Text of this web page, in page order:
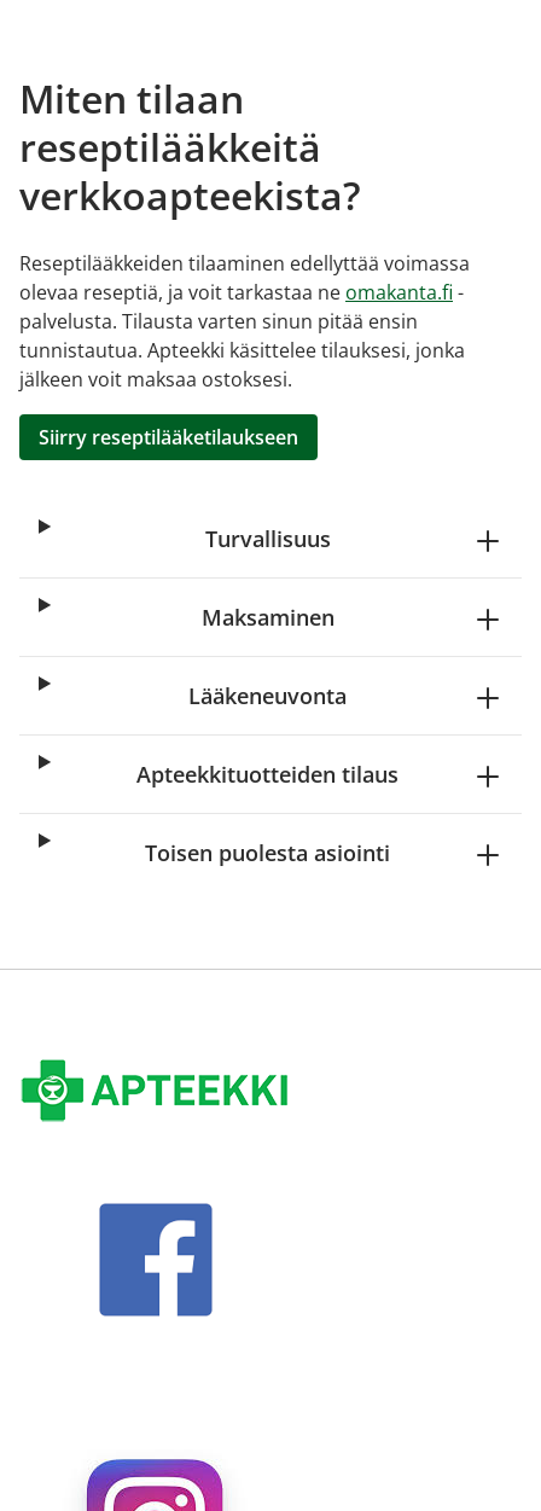
Miten tilaan
reseptilääkkeitä
verkkoapteekista?
Reseptilääkkeiden tilaaminen edellyttää voimassa
olevaa reseptiä, ja voit tarkastaa ne omakanta.fi -
palvelusta. Tilausta varten sinun pitää ensin
tunnistautua. Apteekki käsittelee tilauksesi, jonka
jälkeen voit maksaa ostoksesi.
Siirry reseptilääketilaukseen
Turvallisuus
Maksaminen
Lääkeneuvonta
Apteekkituotteiden tilaus
Toisen puolesta asiointi